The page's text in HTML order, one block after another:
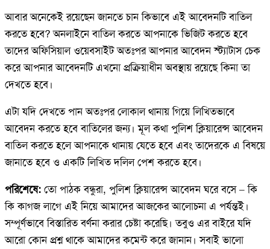
আবার অনেকেই রয়েছেন জানতে চান কিভাবে এই আবেদনটি বাতিল
করতে হবে? অনলাইনে বাতিল করতে আপনাকে ভিজিট করতে হবে
তাদের অফিসিয়াল ওয়েবসাইট অতঃপর আপনার আবেদন স্ট্যাটাস চেক
করে আপনার আবেদনটি এখনো প্রক্রিয়াধীন অবস্থায় রয়েছে কিনা তা
দেখতে হবে।
এটা যদি দেখতে পান অতঃপর লোকাল থানায় গিয়ে লিখিতভাবে
আবেদন করতে হবে বাতিলের জন্য। মূল কথা পুলিশ ক্লিয়ারেন্স আবেদন
বাতিল করতে হলে আপনাকে থানায় যেতে হবে এবং তাদেরকে এ বিষয়ে
জানাতে হবে ও একটি লিখিত দলিল পেশ করতে হবে।
পরিশেষে: তো পাঠক বন্ধুরা, পুলিশ ক্লিয়ারেন্স আবেদন ঘরে বসে – কি
কি কাগজ লাগে এই নিয়ে আমাদের আজকের আলোচনা এ পর্যন্তই।
সম্পূর্ণভাবে বিস্তারিত বর্ণনা করার চেষ্টা করেছি। তবুও এর বাইরে যদি
আরো কোন প্রশ্ন থাকে আমাদের কমেন্ট করে জানান। সবাই ভালো